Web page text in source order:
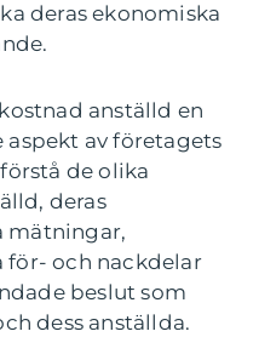
deras ekonomiska
anställd en
av företagets
de olika
deras
mätningar,
för- och nackdelar
beslut som
dess anställda.